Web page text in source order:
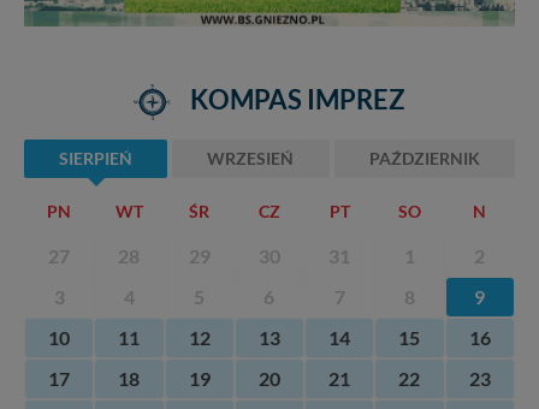
KOMPAS IMPREZ
SIERPIEŃ WRZESIEŃ PAŹDZIERNIK
PN WT ŚR CZ PT SO N
27 28 29 30 31 1
2
3
4 5 6 7 8
9
10
11 12 13 14 15
16
17
18 19 20 21 22
23